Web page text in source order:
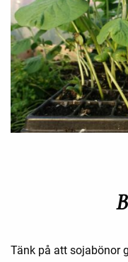
Tänk på att sojabönor